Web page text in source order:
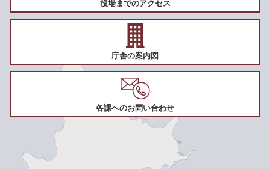
役場までのアクセス
庁舎の案内図
各課へのお問い合わせ